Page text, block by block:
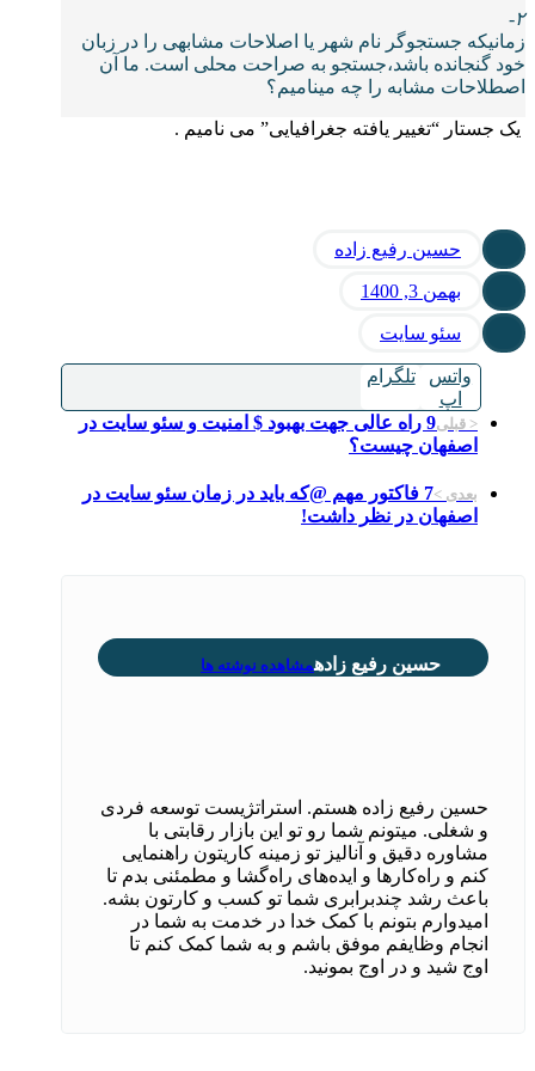
۲-
زمانیکه جستجوگر نام شهر یا اصلاحات مشابهی را در زبان
خود گنجانده باشد،جستجو به صراحت محلی است. ما آن
اصطلاحات مشابه را چه مینامیم؟
یک جستار “تغییر یافته جغرافیایی” می نامیم .
حسین رفیع زاده
بهمن 3, 1400
سئو سایت
واتس
اپ
تلگرام
< قبلی
9 راه عالی جهت بهبود $ امنیت و سئو سایت در
اصفهان چیست؟
بعدی >
7 فاکتور مهم @که باید در زمان سئو سایت در
اصفهان در نظر داشت!
حسین رفیع زادهمشاهده نوشته ها
حسین رفیع زاده هستم. استراتژیست توسعه فردی
و شغلی. میتونم شما رو تو این بازار رقابتی با
مشاوره دقیق و آنالیز تو زمینه کاریتون راهنمایی
کنم و راه‌کارها و ایده‌های راه‌گشا و مطمئنی بدم تا
باعث رشد چندبرابری شما تو کسب و کارتون بشه.
امیدوارم بتونم با کمک خدا در خدمت به شما در
انجام وظایفم موفق باشم و به شما کمک کنم تا
اوج شید و در اوج بمونید.